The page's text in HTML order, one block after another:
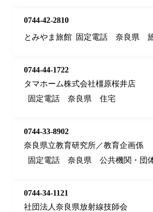
0744-42-2810
とみやま旅館 固定電話 奈良県
0744-44-1722
タマホーム株式会社橿原桜井店
固定電話
奈良県 住宅
0744-33-8902
奈良県立教育研究所／教育企画係
固定電話
奈良県 公共機関・団
0744-34-1121
社団法人奈良県放射線技師会